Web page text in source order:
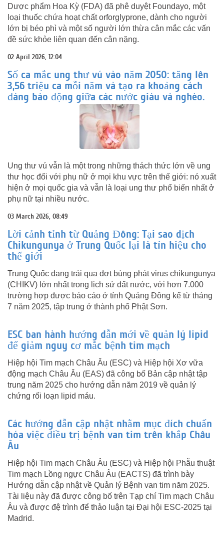
Dược phẩm Hoa Kỳ (FDA) đã phê duyệt Foundayo, một
loại thuốc chứa hoạt chất orforglyprone, dành cho người
lớn bị béo phì và một số người lớn thừa cân mắc các vấn
đề sức khỏe liên quan đến cân nặng.
02 April 2026, 12:04
Số ca mắc ung thư vú vào năm 2050: tăng lên
3,56 triệu ca mỗi năm và tạo ra khoảng cách
đáng báo động giữa các nước giàu và nghèo.
Ung thư vú vẫn là một trong những thách thức lớn về ung
thư học đối với phụ nữ ở mọi khu vực trên thế giới: nó xuất
hiện ở mọi quốc gia và vẫn là loại ung thư phổ biến nhất ở
phụ nữ tại nhiều nước.
03 March 2026, 08:49
Lời cảnh tỉnh từ Quảng Đông: Tại sao dịch
Chikungunya ở Trung Quốc lại là tín hiệu cho
thế giới
Trung Quốc đang trải qua đợt bùng phát virus chikungunya
(CHIKV) lớn nhất trong lịch sử đất nước, với hơn 7.000
trường hợp được báo cáo ở tỉnh Quảng Đông kể từ tháng
7 năm 2025, tập trung ở thành phố Phật Sơn.
ESC ban hành hướng dẫn mới về quản lý lipid
để giảm nguy cơ mắc bệnh tim mạch
Hiệp hội Tim mạch Châu Âu (ESC) và Hiệp hội Xơ vữa
động mạch Châu Âu (EAS) đã công bố Bản cập nhật tập
trung năm 2025 cho hướng dẫn năm 2019 về quản lý
chứng rối loạn lipid máu.
Các hướng dẫn cập nhật nhằm mục đích chuẩn
hóa việc điều trị bệnh van tim trên khắp Châu
Âu
Hiệp hội Tim mạch Châu Âu (ESC) và Hiệp hội Phẫu thuật
Tim mạch Lồng ngực Châu Âu (EACTS) đã trình bày
Hướng dẫn cập nhật về Quản lý Bệnh van tim năm 2025.
Tài liệu này đã được công bố trên Tạp chí Tim mạch Châu
Âu và được đệ trình để thảo luận tại Đại hội ESC-2025 tại
Madrid.